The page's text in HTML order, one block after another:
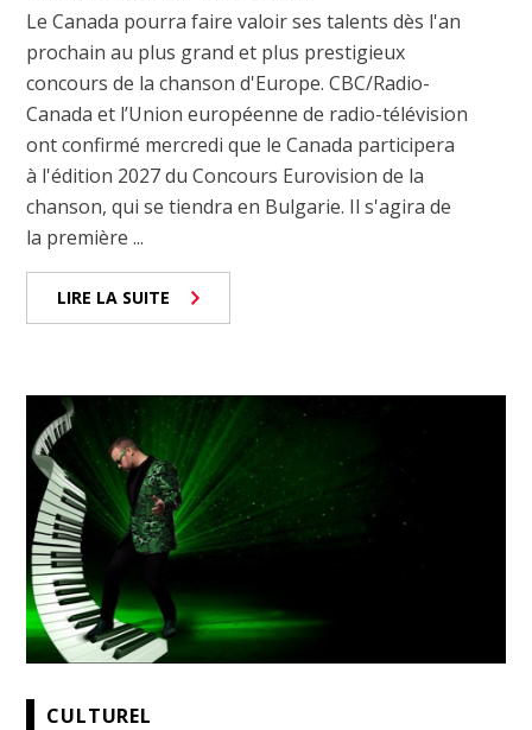
Le Canada pourra faire valoir ses talents dès l'an
prochain au plus grand et plus prestigieux
concours de la chanson d'Europe. CBC/Radio-
Canada et l’Union européenne de radio-télévision
ont confirmé mercredi que le Canada participera
à l'édition 2027 du Concours Eurovision de la
chanson, qui se tiendra en Bulgarie. Il s'agira de
la première ...
LIRE LA SUITE
CULTUREL